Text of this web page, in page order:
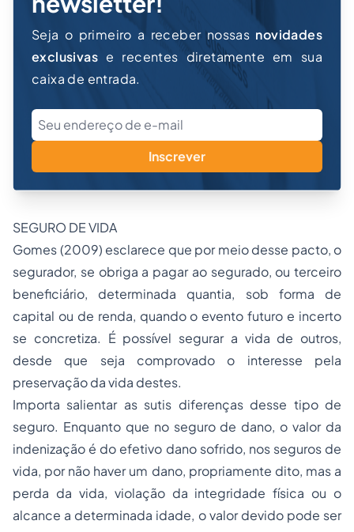
Seja o primeiro a receber nossas novidades
exclusivas e recentes diretamente em sua
caixa de entrada.
Inscrever
SEGURO DE VIDA
Gomes (2009) esclarece que por meio desse pacto, o
segurador, se obriga a pagar ao segurado, ou terceiro
beneficiário, determinada quantia, sob forma de
capital ou de renda, quando o evento futuro e incerto
se concretiza. É possível segurar a vida de outros,
desde que seja comprovado o interesse pela
preservação da vida destes.
Importa salientar as sutis diferenças desse tipo de
seguro. Enquanto que no seguro de dano, o valor da
indenização é do efetivo dano sofrido, nos seguros de
vida, por não haver um dano, propriamente dito, mas a
perda da vida, violação da integridade física ou o
alcance a determinada idade, o valor devido pode ser